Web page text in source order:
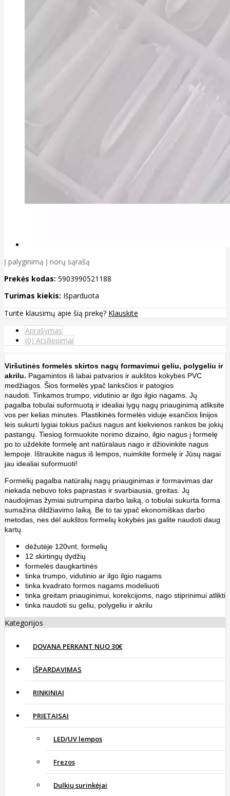
Į palyginimą Į norų sąrašą
Prekės kodas: 5903990521188
Turimas kiekis: Išparduota
Turite klausimų apie šią prekę? Klauskite
Aprašymas
(0) Atsiliepimai
Viršutinės formelės skirtos nagų formavimui geliu, polygeliu ir
akrilu. Pagamintos iš labai patvarios ir aukštos kokybės PVC
medžiagos. Šios formelės ypač lanksčios ir patogios
naudoti. Tinkamos trumpo, vidutinio ar ilgo ilgio nagams. Jų
pagalba tobulai suformuotą ir idealiai lygų nagų priauginimą atliksite
vos per kelias minutes. Plastikinės formelės viduje esančios linijos
leis sukurti lygiai tokius pačius nagus ant kiekvienos rankos be jokių
pastangų. Tiesiog formuokite norimo dizaino, ilgio nagus į formelę
po to uždėkite formelę ant natūralaus nago ir džiovinkite nagus
lempoje. Ištraukite nagus iš lempos, nuimkite formelę ir Jūsų nagai
jau idealiai suformuoti!
Formelių pagalba natūralių nagų priauginimas ir formavimas dar
niekada nebuvo toks paprastas ir svarbiausia, greitas. Jų
naudojimas žymiai sutrumpina darbo laiką, o tobulai sukurta forma
sumažina dildžiavimo laiką. Be to tai ypač ekonomiškas darbo
metodas, nes dėl aukštos formelių kokybės jas galite naudoti daug
kartų.
dėžutėje 120vnt. formelių
12 skirtingų dydžių
formelės daugkartinės
tinka trumpo, vidutinio ar ilgo ilgio nagams
tinka kvadrato formos nagams modeliuoti
tinka greitam priauginimui, korekcijoms, nago stiprinimui atlikti
tinka naudoti su geliu, polygeliu ir akrilu
Kategorijos
DOVANA PERKANT NUO 30€
IŠPARDAVIMAS
RINKINIAI
PRIETAISAI
LED/UV lempos
Frezos
Dulkių surinkėjai